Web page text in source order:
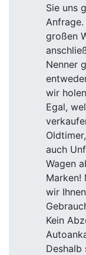
Sie uns
großen
Nenner
wir
Egal,
auch
Wagen
Marken!
wir
Kein
Deshalb